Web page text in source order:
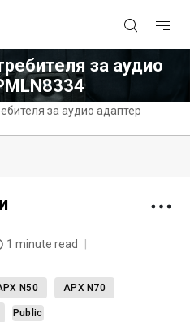
за аудио
за аудио адаптер
1 minute read
N50 APX N70
Public